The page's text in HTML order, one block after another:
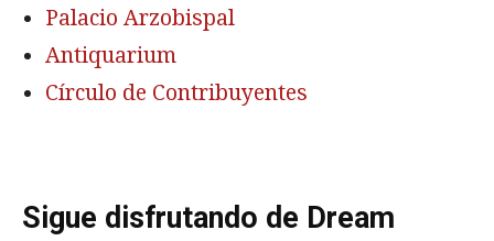
Palacio Arzobispal
Antiquarium
Círculo de Contribuyentes
Sigue disfrutando de Dream